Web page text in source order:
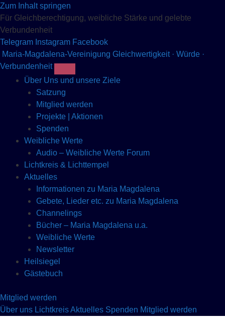
Zum Inhalt springen
Für Gleichberechtigung, weibliche Stärke und gelebte
Verbundenheit
Telegram Instagram Facebook
Maria-Magdalena-Vereinigung Gleichwertigkeit · Würde ·
Verbundenheit
Über Uns und unsere Ziele
Satzung
Mitglied werden
Projekte | Aktionen
Spenden
Weibliche Werte
Audio – Weibliche Werte Forum
Lichtkreis & Lichttempel
Aktuelles
Informationen zu Maria Magdalena
Gebete, Lieder etc. zu Maria Magdalena
Channelings
Bücher – Maria Magdalena u.a.
Weibliche Werte
Newsletter
Heilsiegel
Gästebuch
Mitglied werden
Über uns LichtkreisAktuelles Spenden Mitglied werden